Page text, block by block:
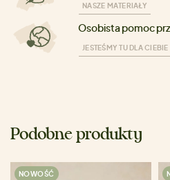
NASZE MATERIAŁY
Osobista pomoc
JESTEŚMY TU DLA CIEBIE
Podobne produkty
NOWOŚĆ